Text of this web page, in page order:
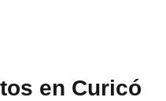
en Curicó